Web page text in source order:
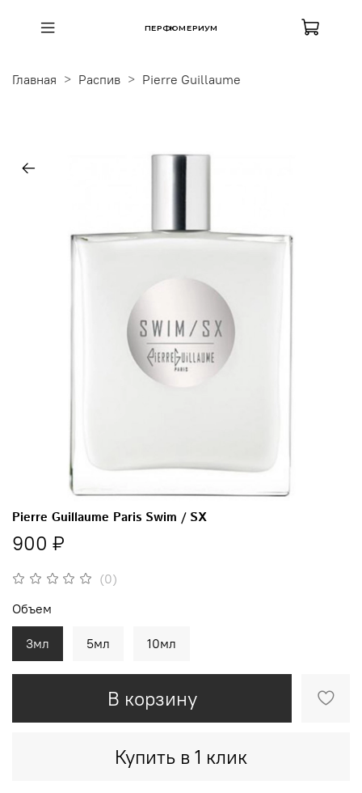
ПЕРФЮМЕРИУМ
Главная Распив Pierre Guillaume
(0)
Pierre Guillaume Paris Swim / SX
900 ₽
В корзину
Купить в 1 клик
Объем
3мл 5мл 10мл